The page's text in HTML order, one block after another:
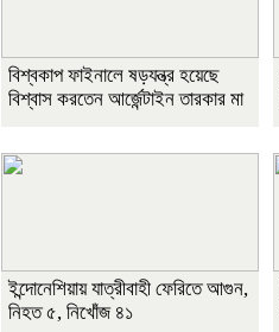
বিশ্বকাপ ফাইনালে ষড়যন্ত্র হয়েছে
বিশ্বাস করতেন আর্জেন্টাইন তারকার মা
ইন্দোনেশিয়ায় যাত্রীবাহী ফেরিতে আগুন,
নিহত ৫, নিখোঁজ ৪১